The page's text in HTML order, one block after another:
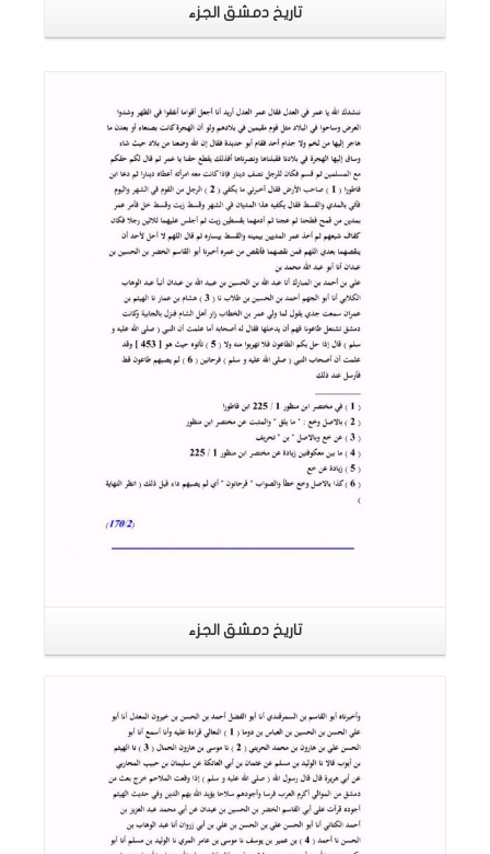
تاريخ دمشق الجزء
اقرأ المزيد
تاريخ دمشق الجزء